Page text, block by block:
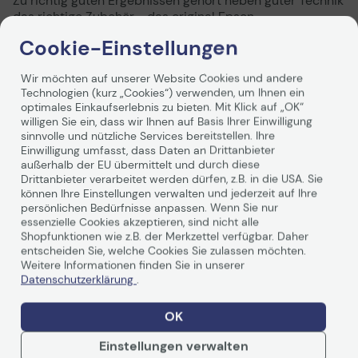
das richtige Zubehör - das original Epson
garantiert die exzellente Wiedergabe Ihrer Vorlage, gibt
Ihnen erweiterte Anwendungsmöglichkeiten und
unterstützt die Langlebigkeit Ihres Epson Produktes.
Technische Daten
PDF-Datenblatt
Allgemein
Hersteller
Epson
Herst. Art. Nr.
C13T913600
Cookie-Einstellungen
Wir möchten auf unserer Website Cookies und andere
Technologien (kurz „Cookies“) verwenden, um Ihnen ein
optimales Einkaufserlebnis zu bieten. Mit Klick auf „OK“
willigen Sie ein, dass wir Ihnen auf Basis Ihrer Einwilligung
sinnvolle und nützliche Services bereitstellen. Ihre
Einwilligung umfasst, dass Daten an Drittanbieter
außerhalb der EU übermittelt und durch diese
Drittanbieter verarbeitet werden dürfen, z.B. in die USA. Sie
können Ihre Einstellungen verwalten und jederzeit auf Ihre
persönlichen Bedürfnisse anpassen. Wenn Sie nur
essenzielle Cookies akzeptieren, sind nicht alle
Shopfunktionen wie z.B. der Merkzettel verfügbar. Daher
entscheiden Sie, welche Cookies Sie zulassen möchten.
Weitere Informationen finden Sie in unserer
Datenschutzerklärung .
OK
Einstellungen verwalten